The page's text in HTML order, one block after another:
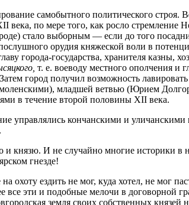
самобытного политического
по мере того, как росло стремление
стало выборным — если до того
орудия княжеской воли в
города-государства, хранителя казны,
т. е. воеводу местного ополчения и
город получил возможность
младшей ветвью (Юрием
в течение второй половины XII века.
управлялись кончанскими и
и князю. И не случайно многие историки
гнезде!
охоту ездить не мог, куда хотел, не мог
все эти и подобные мелочи в договорной
земля своих собственных